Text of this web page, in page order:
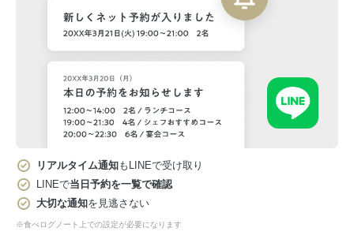
リアルタイム通知もLINEで受け取り
LINEで当日予約を一覧で確認
大切な通知を見逃さない
※食べログノート上での設定が必要になります